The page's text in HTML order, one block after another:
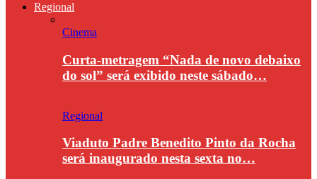
Regional
Cinema
Curta-metragem “Nada de novo debaixo
do sol” será exibido neste sábado…
Regional
Viaduto Padre Benedito Pinto da Rocha
será inaugurado nesta sexta no…